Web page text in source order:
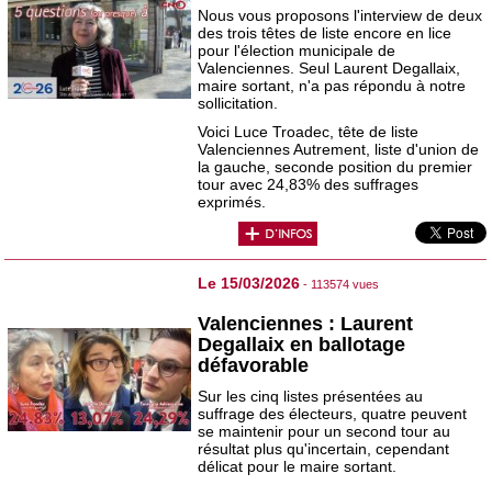
Nous vous proposons l'interview de deux
des trois têtes de liste encore en lice
pour l'élection municipale de
Valenciennes. Seul Laurent Degallaix,
maire sortant, n'a pas répondu à notre
sollicitation.
Voici Luce Troadec, tête de liste
Valenciennes Autrement, liste d'union de
la gauche, seconde position du premier
tour avec 24,83% des suffrages
exprimés.
Le 15/03/2026 - 113574 vues
Valenciennes : Laurent
Degallaix en ballotage
défavorable
Sur les cinq listes présentées au
suffrage des électeurs, quatre peuvent
se maintenir pour un second tour au
résultat plus qu'incertain, cependant
délicat pour le maire sortant.